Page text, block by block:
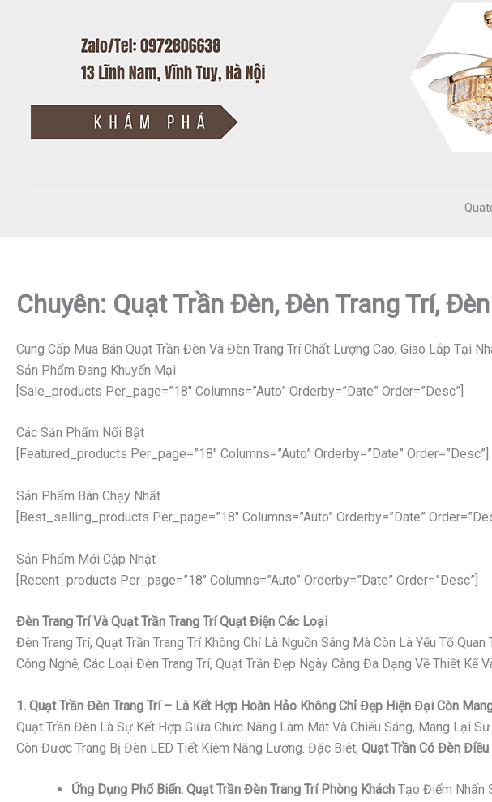
Chuyên: Quạt Trần Đèn, Đèn Trang Trí,
Cung Cấp Mua Bán Quạt Trần Đèn Và Đèn Trang Trí Chất Lượng Cao, Giao Lắp Tại
Sản Phẩm Đang Khuyến Mại
[sale_products Per_page=”18″ Columns=”auto” Orderby=”date” Order=”desc”]
Các Sản Phẩm Nổi Bật
[featured_products Per_page=”18″ Columns=”auto” Orderby=”date” Order=”desc”]
Sản Phẩm Bán Chạy Nhất
[best_selling_products Per_page=”18″ Columns=”auto” Orderby=”date”
Sản Phẩm Mới Cập Nhật
[recent_products Per_page=”18″ Columns=”auto” Orderby=”date” Order=”desc”]
Đèn Trang Trí Và Quạt Trần Trang Trí Quạt Điện Các Loại
Đèn Trang Trí, Quạt Trần Trang Trí Không Chỉ Là Nguồn Sáng Mà Còn Là Yếu Tố
Công Nghệ, Các Loại Đèn Trang Trí, Quạt Trần Đẹp Ngày Càng Đa Dạng Về Thiết
1. Quạt Trần Đèn Trang Trí – Là Kết Hợp Hoàn Hảo Không Chỉ Đẹp Hiện Đại Còn
Quạt Trần Đèn Là Sự Kết Hợp Giữa Chức Năng Làm Mát Và Chiếu Sáng, Mang Lại
Còn Được Trang Bị Đèn LED Tiết Kiệm Năng Lượng. Đặc Biệt, Quạt Trần Có Đèn Điều
Ứng Dụng Phổ Biến: Quạt Trần Đèn Trang Trí Phòng Khách Tạo Điểm Nhấn